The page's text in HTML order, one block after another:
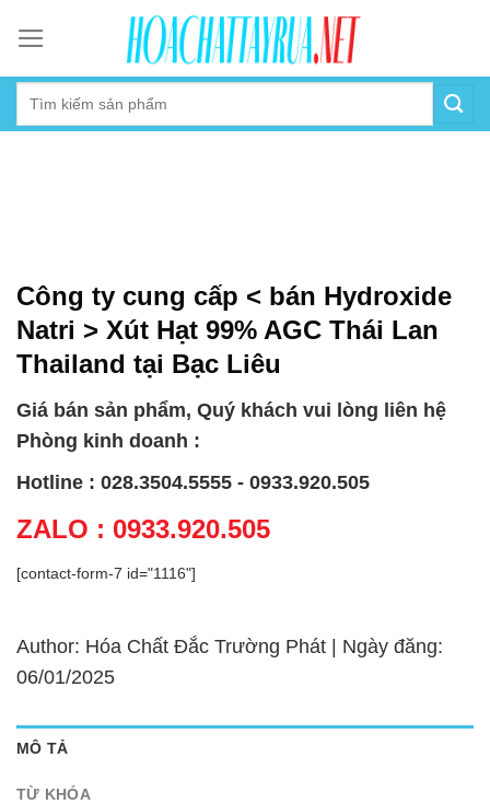
content
Công ty cung cấp < bán Hydroxide
Natri > Xút Hạt 99% AGC Thái Lan
Thailand tại Bạc Liêu
Giá bán sản phẩm, Quý khách vui lòng liên hệ
Phòng kinh doanh :
Hotline : 028.3504.5555 - 0933.920.505
ZALO : 0933.920.505
[contact-form-7 id="1116"]
Author: Hóa Chất Đắc Trường Phát | Ngày đăng:
06/01/2025
MÔ TẢ
TỪ KHÓA